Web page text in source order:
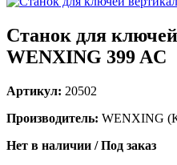
Станок для
WENXING 399 AC
Артикул: 20502
Производитель: WENXING
Нет в наличии / Под заказ